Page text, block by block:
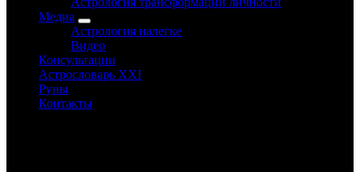
Медиа
Астрология налегке
Видео
Консультации
Астрословарь XXI
Руны
Контакты